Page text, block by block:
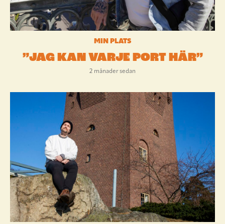
MIN PLATS
”JAG KAN VARJE PORT HÄR”
2 månader sedan